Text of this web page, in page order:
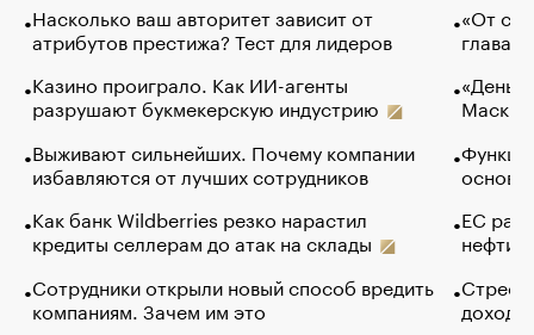
Насколько ваш авторитет зависит от
атрибутов престижа? Тест для лидеров
Казино проиграло. Как ИИ-агенты
разрушают букмекерскую индустрию
Выживают сильнейших. Почему компании
избавляются от лучших сотрудников
Как банк Wildberries резко нарастил
кредиты селлерам до атак на склады
Сотрудники открыли новый способ вредить
компаниям. Зачем им это
«От
глава
Маск в
основ
ЕС
нефти